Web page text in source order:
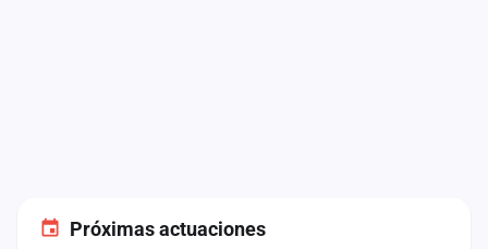
Próximas actuaciones